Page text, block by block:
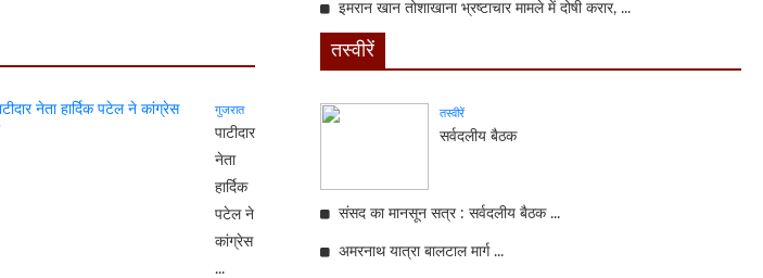
गुजरात
पाटीदार
नेता
हार्दिक
पटेल ने
कांग्रेस
...
इमरान खान तोशाखाना भ्रष्टाचार मामले में दोषी करार, ...
तस्वीरें
तस्वीरें
सर्वदलीय बैठक
संसद का मानसून सत्र : सर्वदलीय बैठक ...
अमरनाथ यात्रा बालटाल मार्ग ...